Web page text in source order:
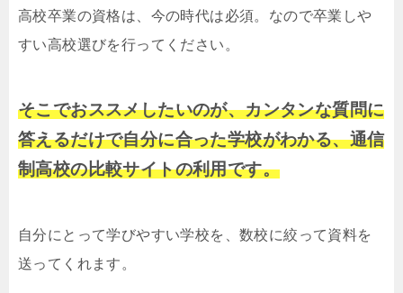
高校卒業の資格は、今の時代は必須。なので卒業しや
すい高校選びを行ってください。
そこでおススメしたいのが、カンタンな質問に
答えるだけで自分に合った学校がわかる、通信
制高校の比較サイトの利用です。
自分にとって学びやすい学校を、数校に絞って資料を
送ってくれます。